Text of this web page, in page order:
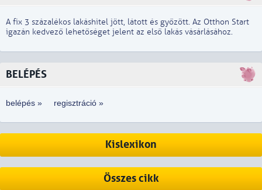
A fix 3 százalékos lakáshitel jött, látott és győzött. Az Otthon Start
igazán kedvező lehetőséget jelent az első lakás vásárlásához.
BELÉPÉS
belépés » regisztráció »
Kislexikon
Összes cikk